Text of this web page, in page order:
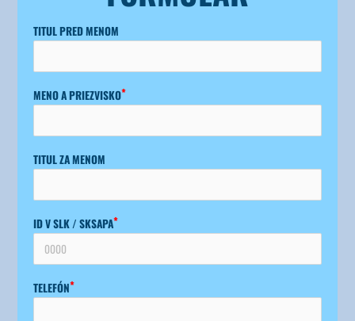
TITUL PRED MENOM
MENO A PRIEZVISKO
TITUL ZA MENOM
ID V SLK /​ SKSA­PA
TELE­FÓN